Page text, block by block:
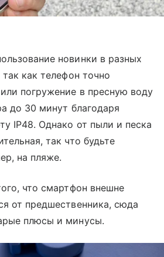
новинки в разных
как телефон точно
погружение в пресную воду
до 30 минут благодаря
IP48. Однако от пыли и песка
так что будьте
на пляже.
что смартфон внешне
от предшественника, сюда
плюсы и минусы.